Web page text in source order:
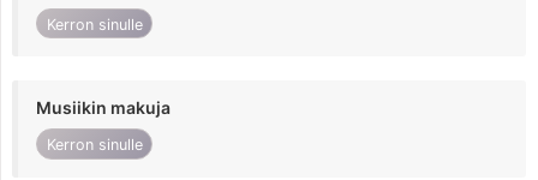
Kerron sinulle
Musiikin makuja
Kerron sinulle